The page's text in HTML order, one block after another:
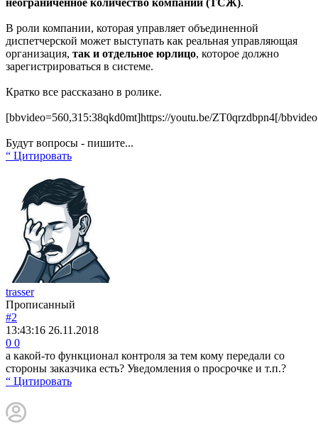
В роли компании, которая управляет объединенной
диспетчерской может выступать как реальная управляющая
организация, так и отдельное юрлицо, которое должно
зарегистрироваться в системе.
Кратко все рассказано в ролике.
[bbvideo=560,315:38qkd0mt]https://youtu.be/ZT0qrzdbpn4[/
Будут вопросы - пишите...
“ Цитировать
trasser
Прописанный
#2
13:43:16 26.11.2018
0 0
а какой-то функционал контроля за тем кому передали со
стороны заказчика есть? Уведомления о просрочке и т.п.?
“ Цитировать